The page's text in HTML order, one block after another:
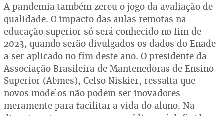
A pandemia também zerou o jogo da avaliação de
qualidade. O impacto das aulas remotas na
educação superior só será conhecido no fim de
2023, quando serão divulgados os dados do Enade
a ser aplicado no fim deste ano. O presidente da
Associação Brasileira de Mantenedoras de Ensino
Superior (Abmes), Celso Niskier, ressalta que
novos modelos não podem ser inovadores
meramente para facilitar a vida do aluno. Na